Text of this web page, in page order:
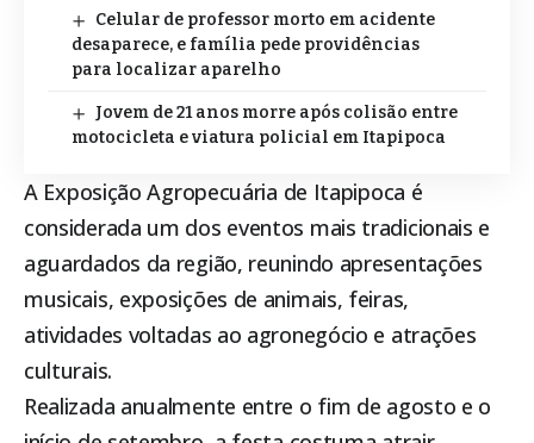
Celular de professor morto em acidente
desaparece, e família pede providências
para localizar aparelho
Jovem de 21 anos morre após colisão entre
motocicleta e viatura policial em Itapipoca
A Exposição Agropecuária de Itapipoca é
considerada um dos eventos mais tradicionais e
aguardados da região, reunindo apresentações
musicais, exposições de animais, feiras,
atividades voltadas ao agronegócio e atrações
culturais.
Realizada anualmente entre o fim de agosto e o